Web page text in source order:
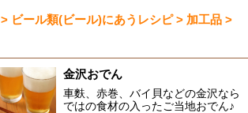
ビール類(ビール)にあうレシピ > 加工品 >
金沢おでん
車麩、赤巻、バイ貝などの金沢なら
ではの食材の入ったご当地おでん♪